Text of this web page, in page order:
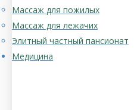
Массаж для пожилых
Массаж для лежачих
Элитный частный пансионат
Медицина